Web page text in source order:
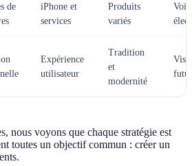
de
iPhone et
services
Produits
variés
Expérience
utilisateur
Tradition
et
modernité
nous voyons que chaque stratégie est
toutes un objectif commun : créer un